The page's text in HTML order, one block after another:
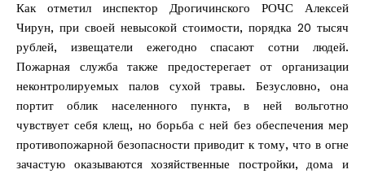
Как отметил инспектор Дрогичинского РОЧС Алексей
Чирун, при своей невысокой стоимости, порядка 20 тысяч
рублей, извещатели ежегодно спасают сотни людей.
Пожарная служба также предостерегает от организации
неконтролируемых палов сухой травы. Безусловно, она
портит облик населенного пункта, в ней вольготно
чувствует себя клещ, но борьба с ней без обеспечения мер
противопожарной безопасности приводит к тому, что в огне
зачастую оказываются хозяйственные постройки, дома и